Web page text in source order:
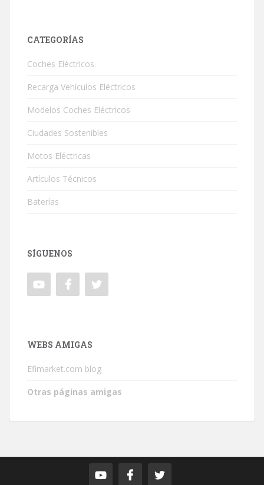
CATEGORÍAS
Coches Eléctricos
Recarga Vehículos Eléctricos
Modelos Coches Eléctricos
Ciudades Sostenibles
Motos Eléctricas
Artículos Técnicos
Baterías
SÍGUENOS
WEBS AMIGAS
Efimarket.com blog
Otras páginas amigas